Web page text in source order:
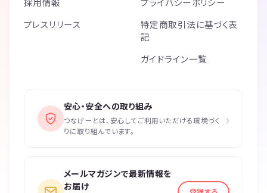
プレスリリース
特定商取引法に基づく表
記
ガイドライン一覧
安心・安全への取り組み
つなげーとは、安心してご利用いただける環境づく
りに取り組んでいます。
›
メールマガジンで最新情報を
お届け